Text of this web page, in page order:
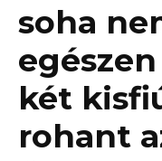
soha
két
rohant